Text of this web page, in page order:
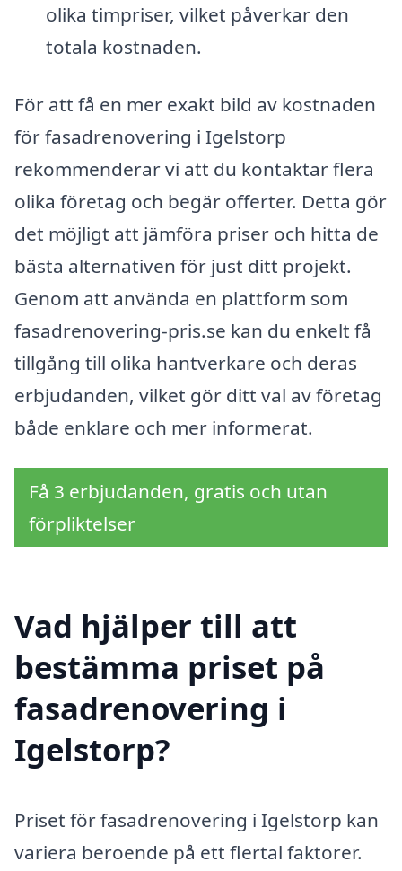
olika timpriser, vilket påverkar den
totala kostnaden.
För att få en mer exakt bild av kostnaden
för fasadrenovering i Igelstorp
rekommenderar vi att du kontaktar flera
olika företag och begär offerter. Detta gör
det möjligt att jämföra priser och hitta de
bästa alternativen för just ditt projekt.
Genom att använda en plattform som
fasadrenovering-pris.se kan du enkelt få
tillgång till olika hantverkare och deras
erbjudanden, vilket gör ditt val av företag
både enklare och mer informerat.
Få 3 erbjudanden, gratis och utan
förpliktelser
Vad hjälper till att
bestämma priset på
fasadrenovering i
Igelstorp?
Priset för fasadrenovering i Igelstorp kan
variera beroende på ett flertal faktorer.